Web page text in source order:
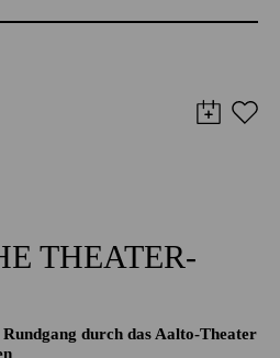
THEATER­
durch das Aalto-Theater